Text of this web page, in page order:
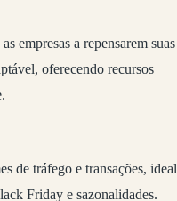
empresas a repensarem suas
oferecendo recursos
de tráfego e transações, ideal
Friday e sazonalidades.